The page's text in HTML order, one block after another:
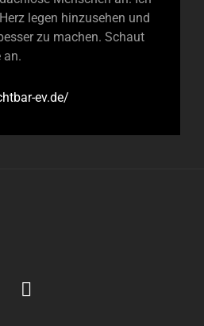
legen hinzusehen und
zu machen. Schaut
an.
ev.de/